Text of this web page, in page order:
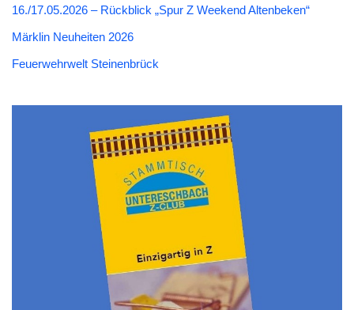
16./17.05.2026 – Rückblick „Spur Z Weekend Altenbeken“
Märklin Neuheiten 2026
Feuerwehrwelt Steinenbrück